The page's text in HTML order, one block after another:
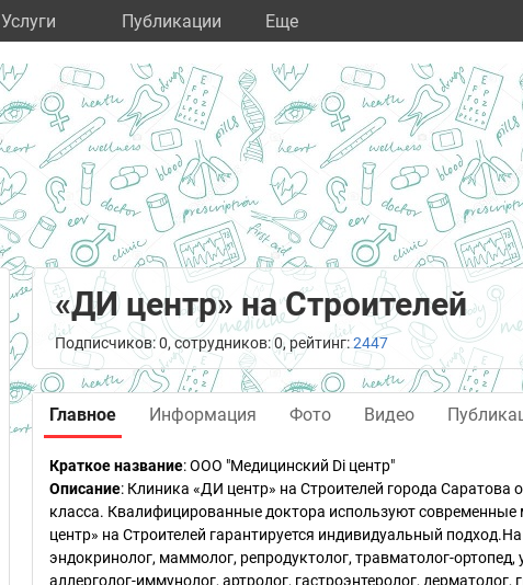
Услуги Публикации Eще
«ДИ центр» на Строителей
Подписчиков: 0, сотрудников: 0, рейтинг:2447
Главное Информация Фото Видео
Краткое название:ООО "Медицинский Di центр"
Описание: Клиника «ДИ центр» на Строителей города Саратова
класса. Квалифицированные доктора используют
центр» на Строителей гарантируется индивидуальный
эндокринолог, маммолог, репродуктолог, травматолог-ортопед,
аллерголог-иммунолог, артролог, гастроэнтеролог, дерматолог,